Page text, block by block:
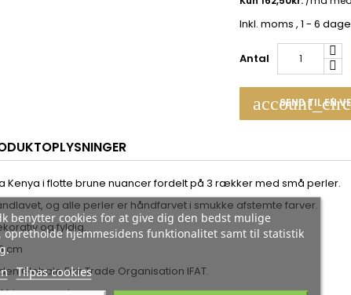
Inkl. moms , 1 - 6
Antal
SEND TIL EN
Kenya i flotte brune nuancer fordelt på 3 rækker med små perler.
og alle perler er håndfarvet i smukke afstemte farver.
og fyldig.
cm
Globale Fair Trade Organisation IFAT.
benytter cookies for at give dig den bedst mulige
opretholde hjemmesidens funktionalitet samt til statistik
Tilpas cookies